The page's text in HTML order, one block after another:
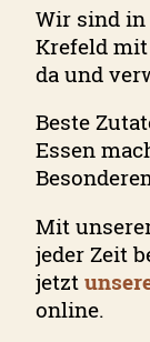
Wir sind in
Krefeld
da und
Beste
Essen
Mit
jeder Zeit
jetzt
online.